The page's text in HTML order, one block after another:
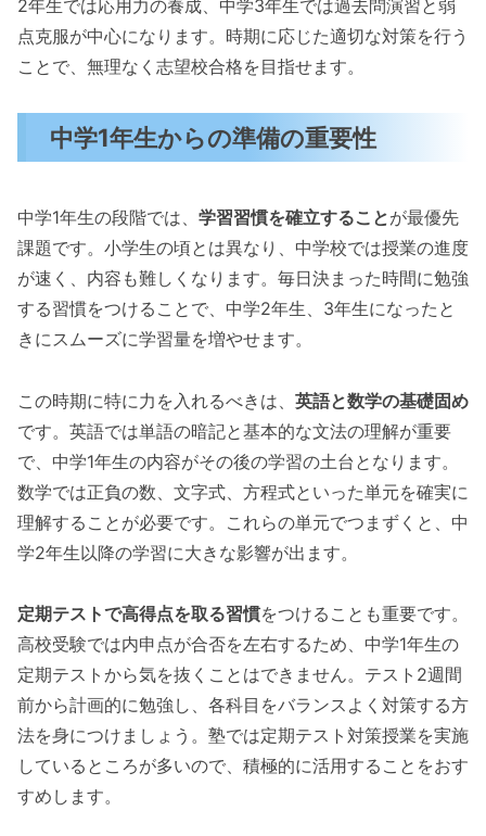
2年生では応用力の養成、中学3年生では過去問演習と弱
点克服が中心になります。時期に応じた適切な対策を行う
ことで、無理なく志望校合格を目指せます。
中学1年生からの準備の重要性
中学1年生の段階では、 学習習慣を確立することが最優先
課題です。小学生の頃とは異なり、中学校では授業の進度
が速く、内容も難しくなります。毎日決まった時間に勉強
する習慣をつけることで、中学2年生、3年生になったと
きにスムーズに学習量を増やせます。
この時期に特に力を入れるべきは、 英語と数学の基礎固め
です。英語では単語の暗記と基本的な文法の理解が重要
で、中学1年生の内容がその後の学習の土台となります。
数学では正負の数、文字式、方程式といった単元を確実に
理解することが必要です。これらの単元でつまずくと、中
学2年生以降の学習に大きな影響が出ます。
定期テストで高得点を取る習慣をつけることも重要です。
高校受験では内申点が合否を左右するため、中学1年生の
定期テストから気を抜くことはできません。テスト2週間
前から計画的に勉強し、各科目をバランスよく対策する方
法を身につけましょう。塾では定期テスト対策授業を実施
しているところが多いので、積極的に活用することをおす
すめします。